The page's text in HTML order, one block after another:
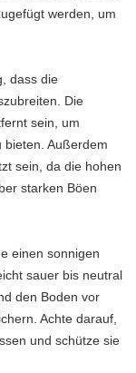
werden, um
dass die
Die
sein, um
bieten. Außerdem
sein, da die hohen
starken Böen
einen sonnigen
sauer bis neutral
den Boden vor
Achte darauf,
und schütze sie